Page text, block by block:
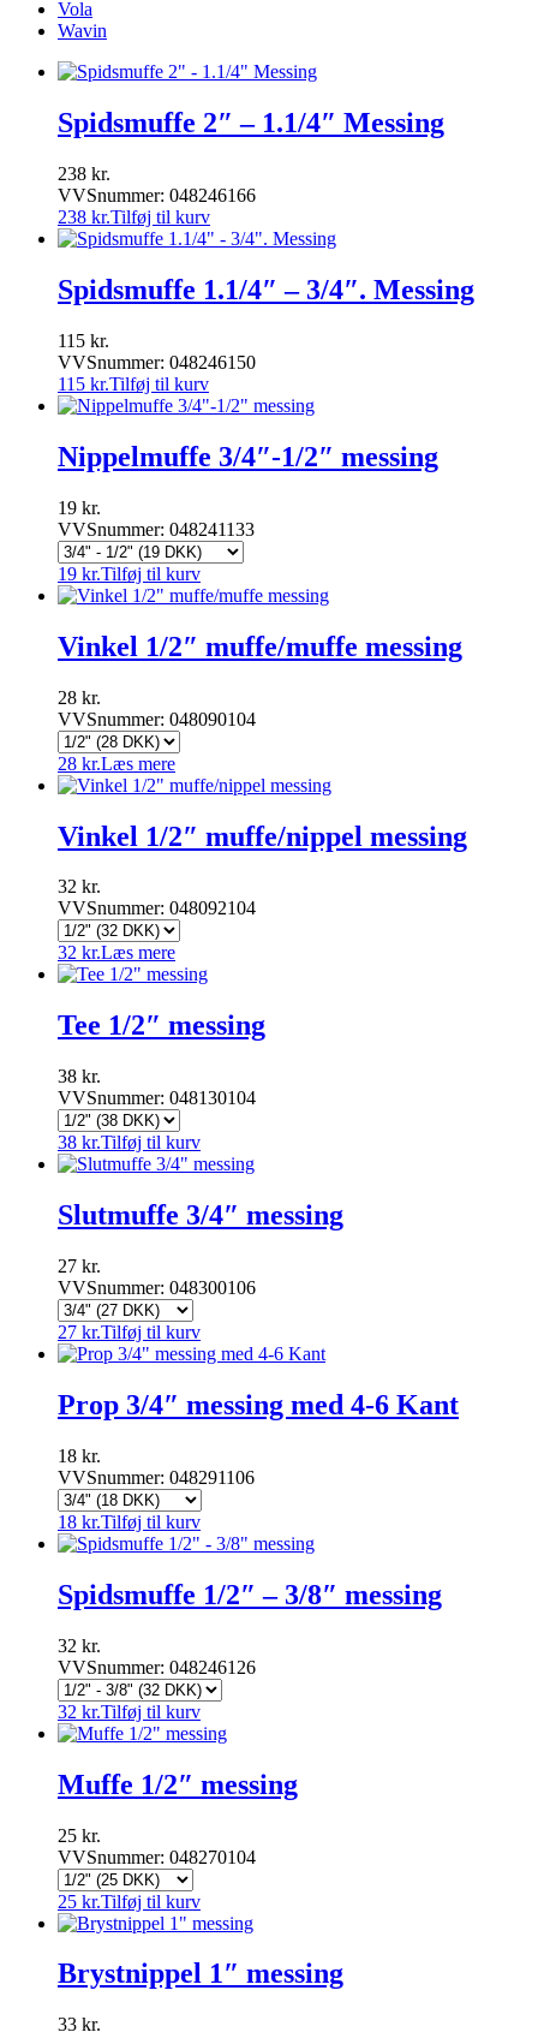
Vola
Wavin
Spidsmuffe 2″ – 1.1/4″ Messing
238 kr.
VVSnummer: 048246166
238 kr.Tilføj til kurv
Spidsmuffe 1.1/4″ – 3/4″. Messing
115 kr.
VVSnummer: 048246150
115 kr.Tilføj til kurv
Nippelmuffe 3/4″-1/2″ messing
19 kr.
VVSnummer: 048241133
19 kr.Tilføj til kurv
Vinkel 1/2″ muffe/muffe messing
28 kr.
VVSnummer: 048090104
28 kr.Læs mere
Vinkel 1/2″ muffe/nippel messing
32 kr.
VVSnummer: 048092104
32 kr.Læs mere
Tee 1/2″ messing
38 kr.
VVSnummer: 048130104
38 kr.Tilføj til kurv
Slutmuffe 3/4″ messing
27 kr.
VVSnummer: 048300106
27 kr.Tilføj til kurv
Prop 3/4″ messing med 4-6 Kant
18 kr.
VVSnummer: 048291106
18 kr.Tilføj til kurv
Spidsmuffe 1/2″ – 3/8″ messing
32 kr.
VVSnummer: 048246126
32 kr.Tilføj til kurv
Muffe 1/2″ messing
25 kr.
VVSnummer: 048270104
25 kr.Tilføj til kurv
Brystnippel 1″ messing
33 kr.